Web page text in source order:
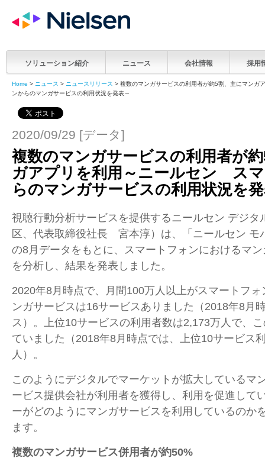
ソリューション紹介 ニュース 会社情報 採用
Home > ニュース > ニュースリリース > 複数のマンガサービスの利用者が約5割、主にマン
ンからのマンガサービスの利用状況を発表～
2020/09/29 [データ]
複数のマンガサービスの利用者が
ガアプリを利用～ニールセン ス
らのマンガサービスの利用状況を
視聴行動分析サービスを提供するニールセン デジタ
区、代表取締役社長 宮本淳）は、「ニールセン モ
の8月データをもとに、スマートフォンにおけるマ
を分析し、結果を発表しました。
2020年8月時点で、月間100万人以上がスマートフ
ンガサービスは16サービスありました（2018年8月
ス）。上位10サービスの利用者数は2,173万人で、
ていました（2018年8月時点では、上位10サービス
人）。
このようにデジタルでマーケットが拡大しているマ
ービス提供会社が利用者を獲得し、利用を促進して
ーがどのようにマンガサービスを利用しているのか
ます。
複数のマンガサービス併用者が約50%